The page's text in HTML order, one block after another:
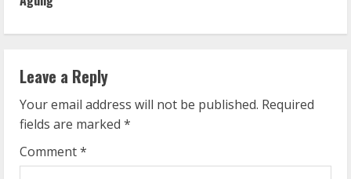
i
n
u
e
R
Leave a Reply
Your email address will not be published. Required
fields are marked *
Comment*